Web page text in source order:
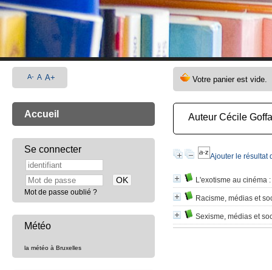
Auteur Cécile
Ajouter le résultat
L'exotisme au cinéma
Racisme, médias et
Sexisme, médias et
A- A A+
Accueil
Se connecter
Mot de passe oublié ?
Météo
la météo à Bruxelles